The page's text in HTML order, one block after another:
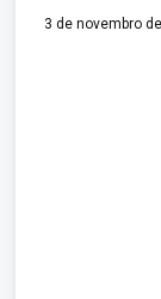
substituirá
3 de novembro